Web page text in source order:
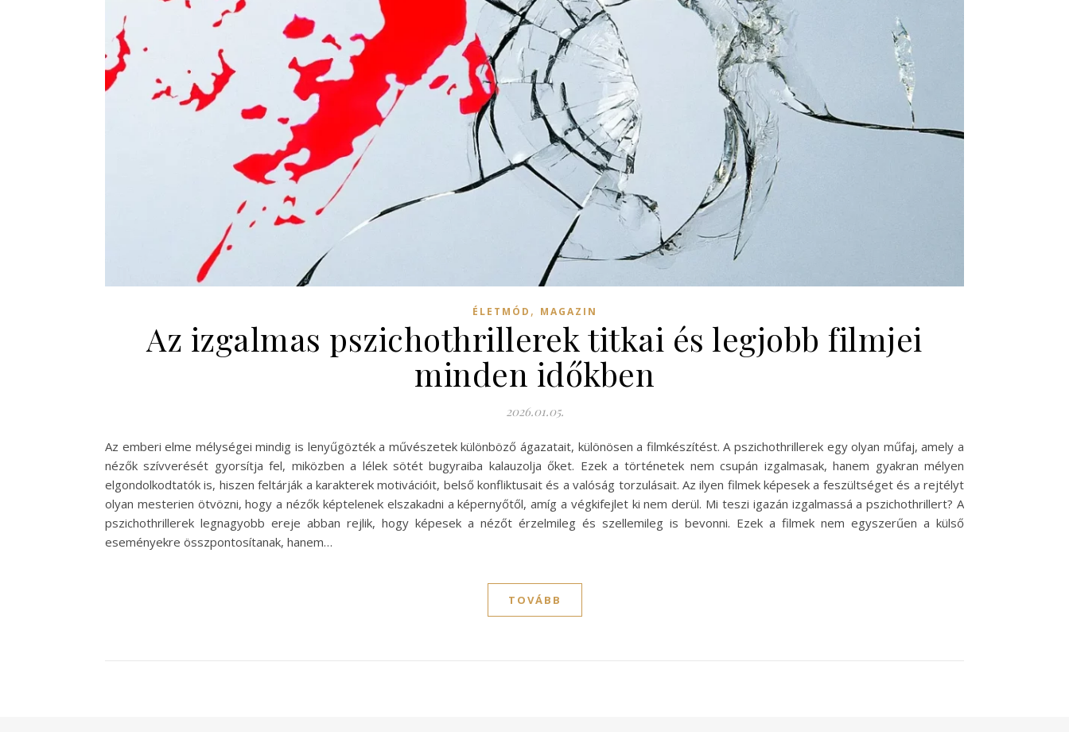
ÉLETMÓD , MAGAZIN
Az izgalmas pszichothrillerek titkai és legjobb filmjei
minden időkben
2026.01.05.
Az emberi elme mélységei mindig is lenyűgözték a művészetek különböző ágazatait, különösen a filmkészítést. A pszichothrillerek egy olyan műfaj, amely a
nézők szívverését gyorsítja fel, miközben a lélek sötét bugyraiba kalauzolja őket. Ezek a történetek nem csupán izgalmasak, hanem gyakran mélyen
elgondolkodtatók is, hiszen feltárják a karakterek motivációit, belső konfliktusait és a valóság torzulásait. Az ilyen filmek képesek a feszültséget és a rejtélyt
olyan mesterien ötvözni, hogy a nézők képtelenek elszakadni a képernyőtől, amíg a végkifejlet ki nem derül. Mi teszi igazán izgalmassá a pszichothrillert? A
pszichothrillerek legnagyobb ereje abban rejlik, hogy képesek a nézőt érzelmileg és szellemileg is bevonni. Ezek a filmek nem egyszerűen a külső
eseményekre összpontosítanak, hanem…
TOVÁBB